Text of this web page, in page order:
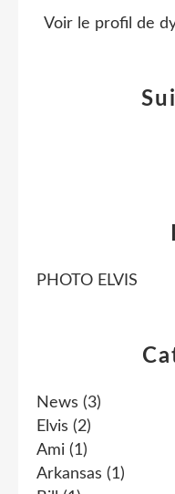
News (3)
Elvis (2)
Ami (1)
Arkansas (1)
PHOTO ELVIS
Voir le profil de